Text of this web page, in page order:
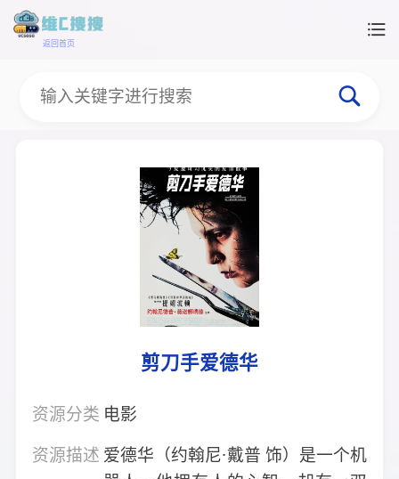
返回首页
剪刀手爱德华
资源分类 电影
资源描述 爱德华（约翰尼·戴普 饰）是一个机